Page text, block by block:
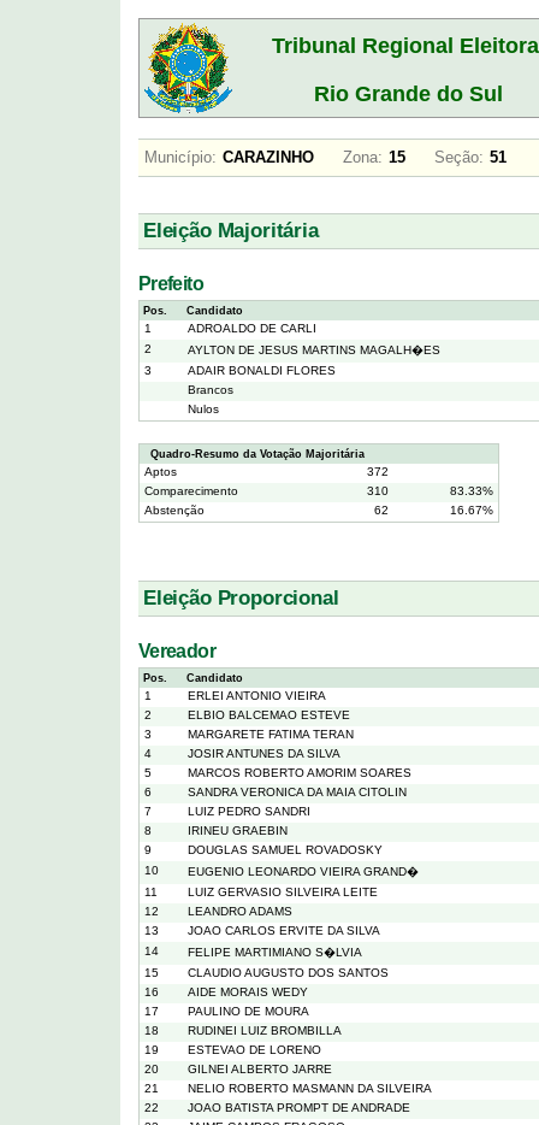
Tribunal Regional
Rio Grande do Sul
Município: CARAZINHO Zona: 15 Seção: 51
Eleição Majoritária
Prefeito
Pos. Candidato
1
ADROALDO DE CARLI
2
AYLTON DE JESUS MARTINS MAGALH�ES
3
ADAIR BONALDI FLORES
Brancos
Nulos
Quadro-Resumo da Votação Majoritária
Aptos
372
Comparecimento
310
83.33%
Abstenção
62 16.67%
Eleição Proporcional
Vereador
Pos. Candidato
1
ERLEI ANTONIO VIEIRA
2
ELBIO BALCEMAO ESTEVE
3
MARGARETE FATIMA TERAN
4
JOSIR ANTUNES DA SILVA
5
MARCOS ROBERTO AMORIM SOARES
6
SANDRA VERONICA DA MAIA CITOLIN
7
LUIZ PEDRO SANDRI
8
IRINEU GRAEBIN
9
DOUGLAS SAMUEL ROVADOSKY
10
EUGENIO LEONARDO VIEIRA GRAND�
11
LUIZ GERVASIO SILVEIRA LEITE
12
LEANDRO ADAMS
13
JOAO CARLOS ERVITE DA SILVA
14
FELIPE MARTIMIANO S�LVIA
15
CLAUDIO AUGUSTO DOS SANTOS
16
AIDE MORAIS WEDY
17
PAULINO DE MOURA
18
RUDINEI LUIZ BROMBILLA
19
ESTEVAO DE LORENO
20
GILNEI ALBERTO JARRE
21
NELIO ROBERTO MASMANN DA SILVEIRA
22
JOAO BATISTA PROMPT DE ANDRADE